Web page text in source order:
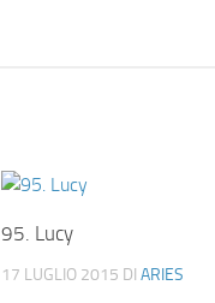
95. Lucy
17 LUGLIO 2015 DIARIES